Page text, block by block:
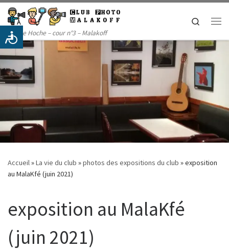
Passer au contenu
14 rue Hoche – cour n°3 – Malakoff
Search
Accueil»La vie du club »photos des expositions du club »exposition
au MalaKfé (juin 2021)
exposition au MalaKfé
(juin 2021)